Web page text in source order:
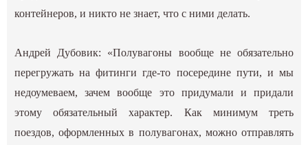
контейнеров, и никто не знает, что с ними делать.
Андрей Дубовик: «Полувагоны вообще не обязательно
перегружать на фитинги где-то посередине пути, и мы
недоумеваем, зачем вообще это придумали и придали
этому обязательный характер. Как минимум треть
поездов, оформленных в полувагонах, можно отправлять